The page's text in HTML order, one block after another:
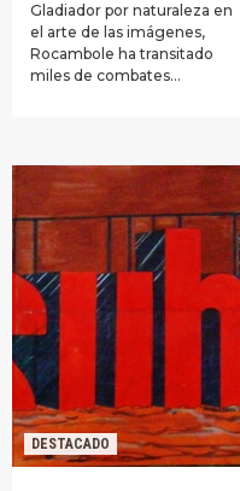
Gladiador por naturaleza en
el arte de las imágenes,
Rocambole ha transitado
miles de combates…
DESTACADO